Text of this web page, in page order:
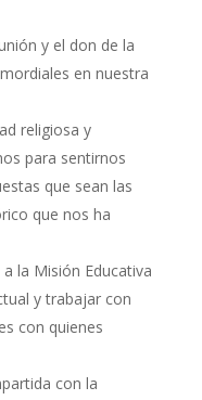
y el don de la
en nuestra
religiosa y
para sentirnos
que sean las
que nos ha
la Misión Educativa
y trabajar con
con quienes
con la